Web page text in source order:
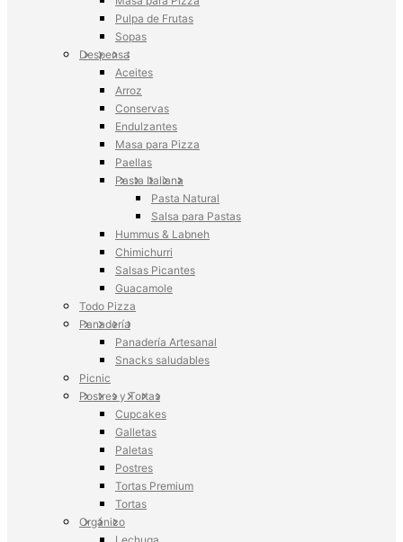
Pulpa de Frutas
Sopas
Despensa
Aceites
Arroz
Conservas
Endulzantes
Masa para Pizza
Paellas
Pasta Italiana
Pasta Natural
Salsa para Pastas
Hummus & Labneh
Chimichurri
Salsas Picantes
Guacamole
Todo Pizza
Panadería
Panadería Artesanal
Snacks saludables
Picnic
Postres y Tortas
Cupcakes
Galletas
Paletas
Postres
Tortas Premium
Tortas
Orgánico